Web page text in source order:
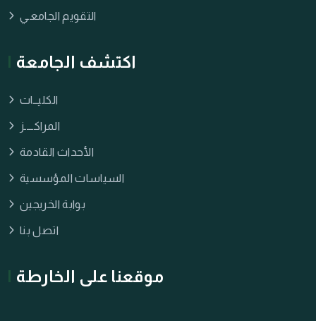
التقويم الجامعـي
اكتشف الجامعة
الكليــات
المراكــــز
الأحداث القادمة
السياسات المؤسسية
بوابة الخريجين
اتصل بنا
موقعنا على الخارطة